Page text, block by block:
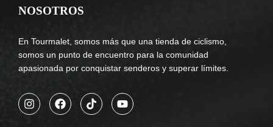
NOSOTROS
En Tourmalet, somos más que una tienda de ciclismo,
somos un punto de encuentro para la comunidad
apasionada por conquistar senderos y superar límites.